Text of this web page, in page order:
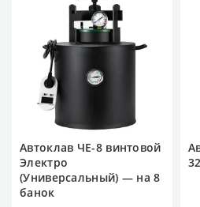
Автоклав ЧЕ-8 винтовой
Электро
(Универсальный) — на 8
банок